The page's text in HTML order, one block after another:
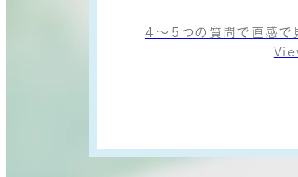
４〜５つの質問で直感で